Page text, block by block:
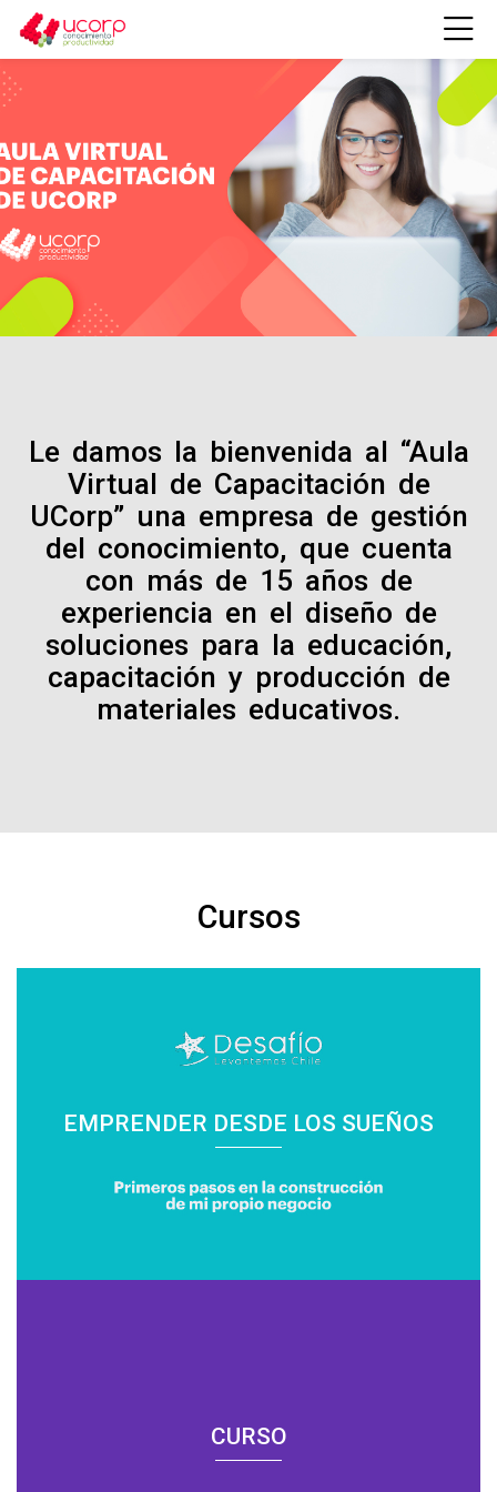
Skip to navigation
Skip to login form
Salta al contenido principal
Skip to footer
Plataforma Ucorp
Le damos la bienvenida al “Aula
Virtual de Capacitación de
UCorp” una empresa de gestión
del conocimiento, que cuenta
con más de 15 años de
experiencia en el diseño de
soluciones para la educación,
capacitación y producción de
materiales educativos.
Cursos
EMPRENDER DESDE LOS SUEÑOS
CURSO